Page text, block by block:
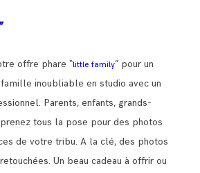
offre phare “little family” pour un
inoubliable en studio avec un
Parents, enfants, grands-
tous la pose pour des photos
de votre tribu. A la clé, des photos
Un beau cadeau à offrir ou